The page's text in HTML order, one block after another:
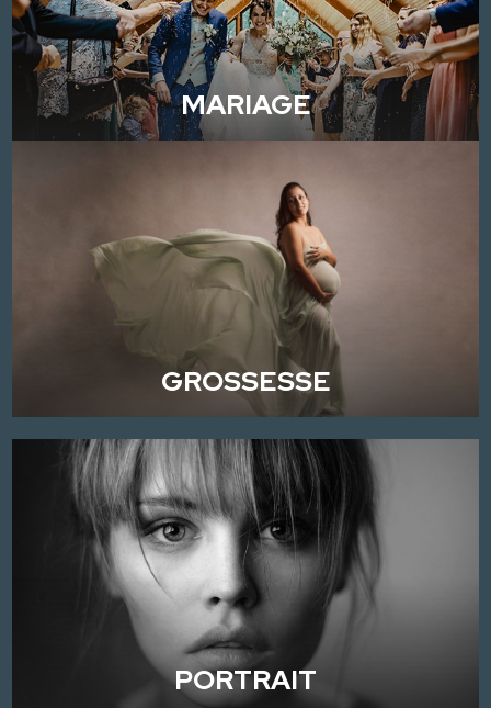
MARIAGE
GROSSESSE
PORTRAIT